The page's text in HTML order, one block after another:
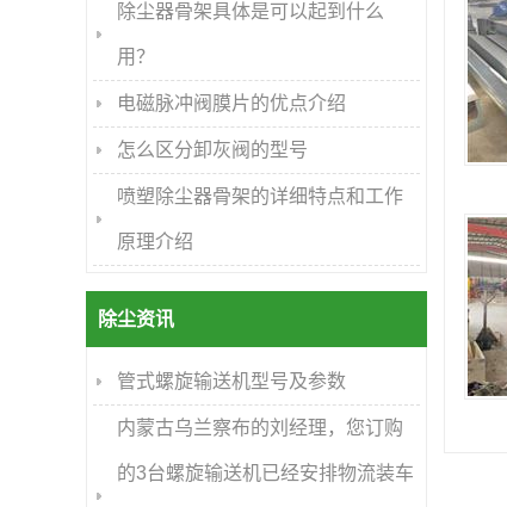
除尘器骨架具体是可以起到什么
用？
电磁脉冲阀膜片的优点介绍
怎么区分卸灰阀的型号
喷塑除尘器骨架的详细特点和工作
原理介绍
除尘资讯
管式螺旋输送机型号及参数
内蒙古乌兰察布的刘经理，您订购
的3台螺旋输送机已经安排物流装车